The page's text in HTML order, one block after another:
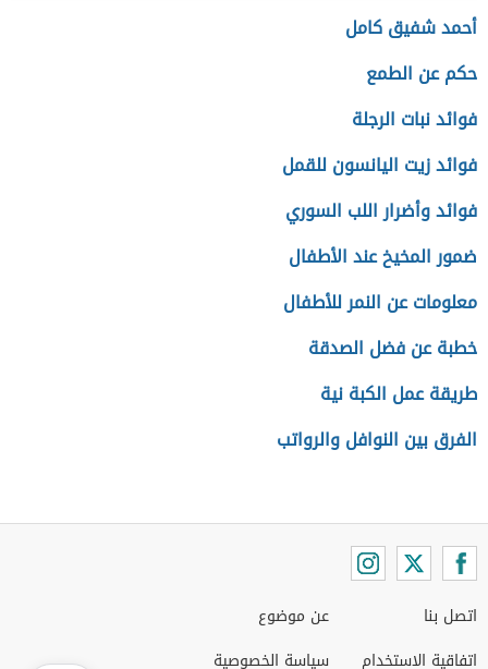
أحمد شفيق كامل
حكم عن الطمع
فوائد نبات الرجلة
فوائد زيت اليانسون للقمل
فوائد وأضرار اللب السوري
ضمور المخيخ عند الأطفال
معلومات عن النمر للأطفال
خطبة عن فضل الصدقة
طريقة عمل الكبة نية
الفرق بين النوافل والرواتب
اتصل بنا
اتفاقية الاستخدام
عن موضوع
سياسة الخصوصية